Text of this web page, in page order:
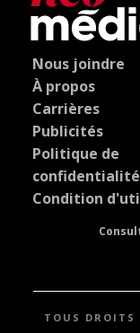
Nous joindre
À propos
Carrières
Publicités
Politique de
confidentialité
Condition
TOUS DROITS